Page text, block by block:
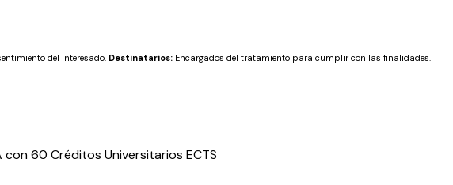
del interesado. Destinatarios: Encargados del tratamiento para cumplir con las finalidades.
con 60 Créditos Universitarios ECTS